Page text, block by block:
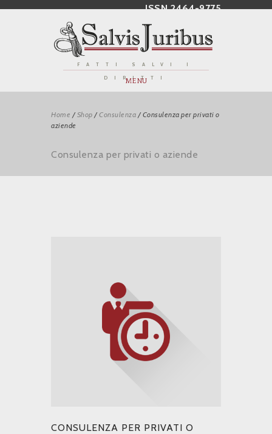
ISSN 2464-9775
FATTI SALVI I
DIRITTI
MENU
Home / Shop / Consulenza / Consulenza per privati o
aziende
Consulenza per privati o aziende
CONSULENZA PER PRIVATI O